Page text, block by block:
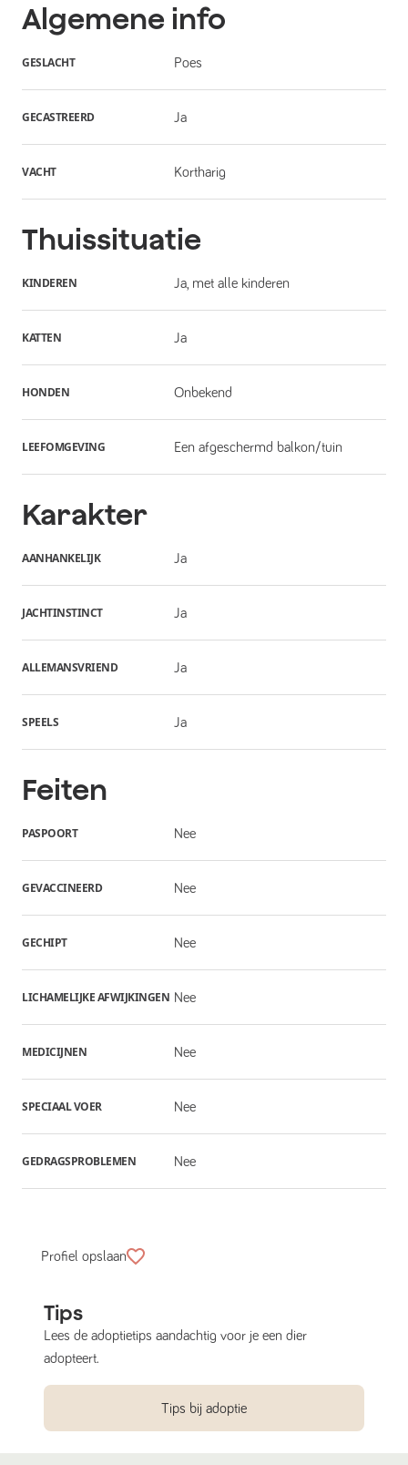
Algemene info
GESLACHT Poes
GECASTREERD Ja
VACHT Kortharig
Thuissituatie
KINDEREN Ja, met alle kinderen
KATTEN Ja
HONDEN Onbekend
LEEFOMGEVING Een afgeschermd balkon/tuin
Karakter
AANHANKELIJK Ja
JACHTINSTINCT Ja
ALLEMANSVRIEND Ja
SPEELS Ja
Feiten
PASPOORT Nee
GEVACCINEERD Nee
GECHIPT Nee
LICHAMELIJKE AFWIJKINGEN Nee
MEDICIJNEN Nee
SPECIAAL VOER Nee
GEDRAGSPROBLEMEN Nee
Profiel opslaan
Tips
Lees de adoptietips aandachtig voor je een dier
adopteert.
Tips bij adoptie